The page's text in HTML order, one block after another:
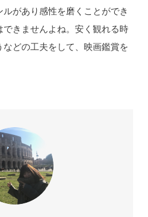
があり感性を磨くことができ
きませんよね。安く観れる時
どの工夫をして、映画鑑賞を